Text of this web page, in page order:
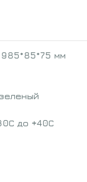
985*85*75 мм
до +40С